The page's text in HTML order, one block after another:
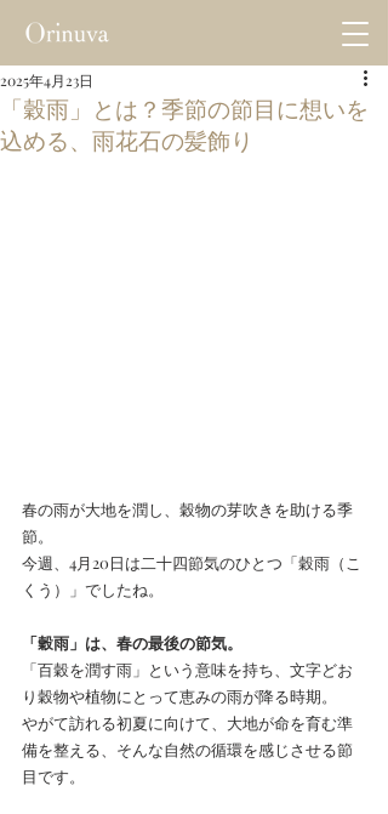
「穀雨」とは？季節の節目に想いを
込める、雨花石の髪飾り
2025年4月23日
春の雨が大地を潤し、穀物の芽吹きを助ける季
節。
今週、4月20日は二十四節気のひとつ「穀雨（こ
くう）」でしたね。
「穀雨」は、春の最後の節気。
「百穀を潤す雨」という意味を持ち、文字どお
り穀物や植物にとって恵みの雨が降る時期。
やがて訪れる初夏に向けて、大地が命を育む準
備を整える、そんな自然の循環を感じさせる節
目です。